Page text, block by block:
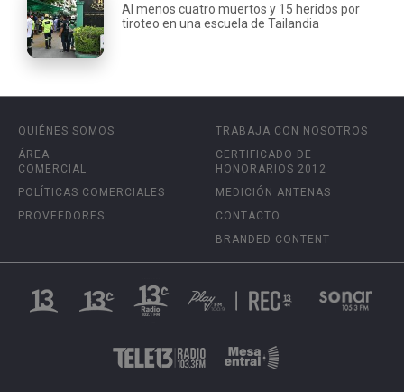
Al menos cuatro muertos y 15 heridos por
tiroteo en una escuela de Tailandia
QUIÉNES SOMOS
ÁREA
COMERCIAL
POLÍTICAS COMERCIALES
PROVEEDORES
TRABAJA CON NOSOTROS
CERTIFICADO DE
HONORARIOS 2012
MEDICIÓN ANTENAS
CONTACTO
BRANDED CONTENT